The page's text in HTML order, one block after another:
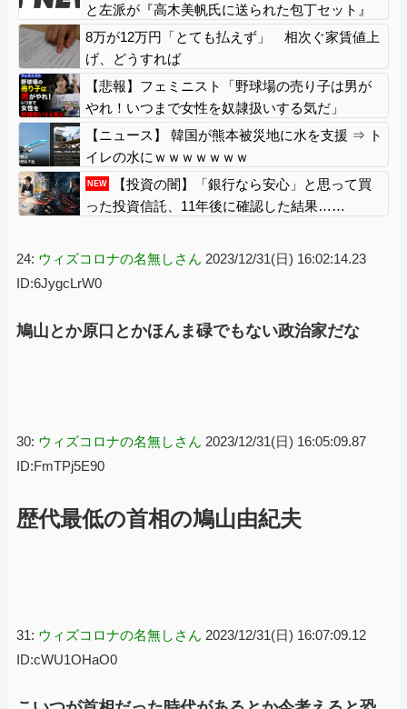
と左派が『高木美帆氏に送られた包丁セット』
に激怒、「こんな首相は見たことがない」と言
い張るも……
8万が12万円「とても払えず」 相次ぐ家賃値上
げ、どうすれば
【悲報】フェミニスト「野球場の売り子は男が
やれ！いつまで女性を奴隷扱いする気だ」
【ニュース】 韓国が熊本被災地に水を支援 ⇒ ト
イレの水にｗｗｗｗｗｗｗ
NEW
【投資の闇】「銀行なら安心」と思って買
った投資信託、11年後に確認した結果……
24: ウィズコロナの名無しさん 2023/12/31(日) 16:02:14.23
ID:6JygcLrW0
鳩山とか原口とかほんま碌でもない政治家だな
30: ウィズコロナの名無しさん 2023/12/31(日) 16:05:09.87
ID:FmTPj5E90
歴代最低の首相の鳩山由紀夫
31: ウィズコロナの名無しさん 2023/12/31(日) 16:07:09.12
ID:cWU1OHaO0